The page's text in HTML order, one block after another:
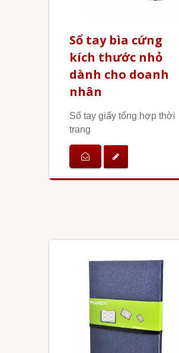
Sổ tay bìa cứng
kích thước nhỏ
dành cho doanh
nhân
Sổ tay giấy tổng hợp thời
trang